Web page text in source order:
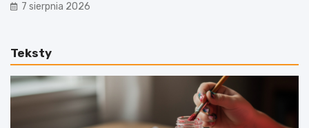
7 sierpnia 2026
Teksty